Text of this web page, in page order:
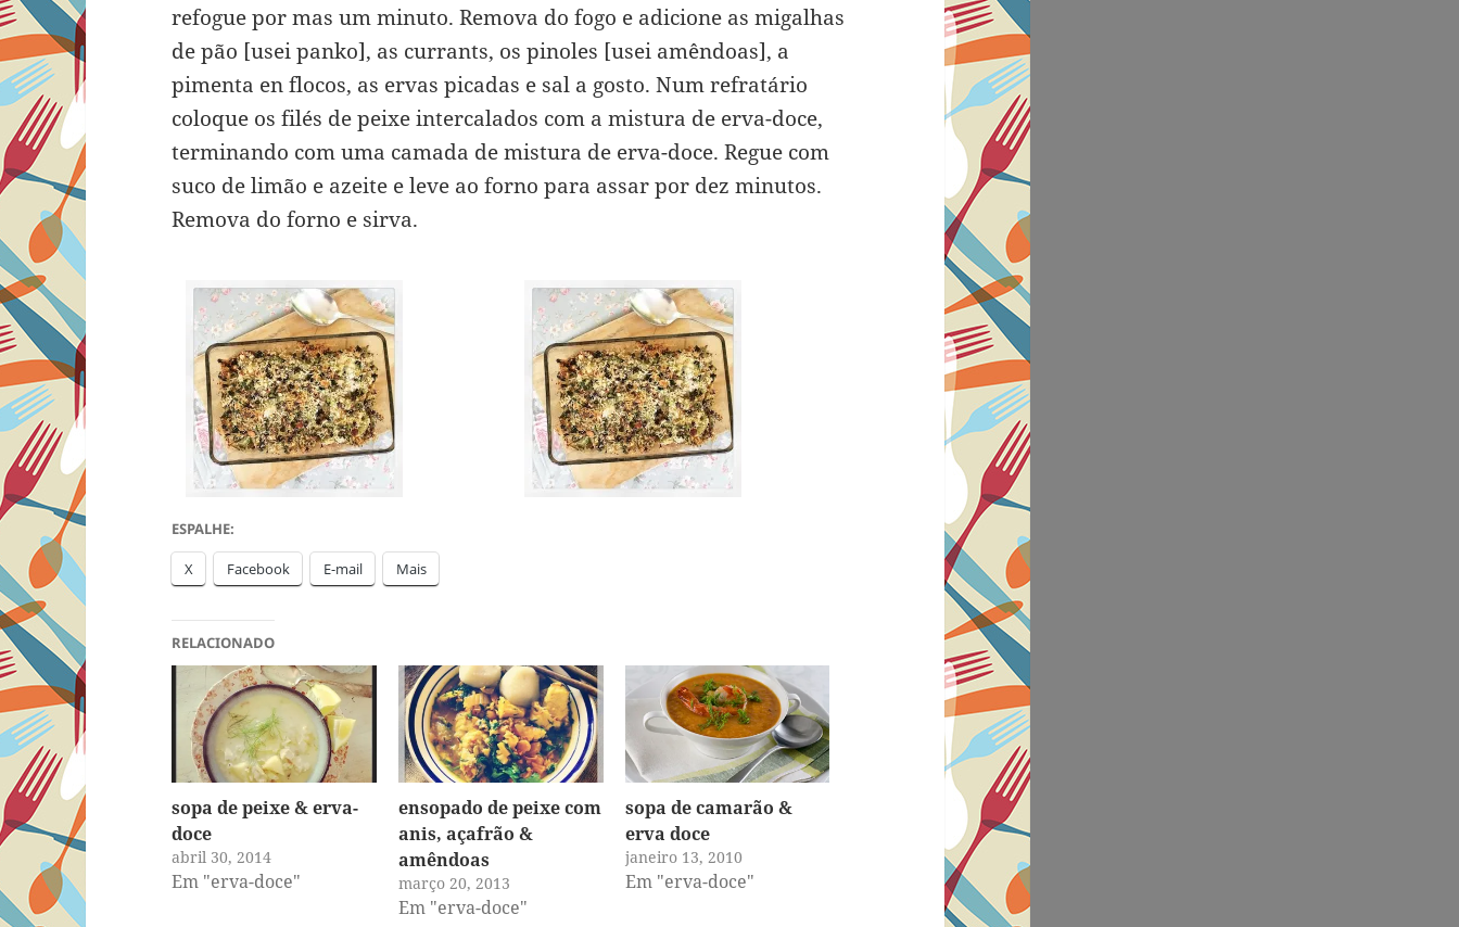
refogue por mas um minuto. Remova do fogo e adicione as migalhas
de pão [usei panko], as currants, os pinoles [usei amêndoas], a
pimenta en flocos, as ervas picadas e sal a gosto. Num refratário
coloque os filés de peixe intercalados com a mistura de erva-doce,
terminando com uma camada de mistura de erva-doce. Regue com
suco de limão e azeite e leve ao forno para assar por dez minutos.
Remova do forno e sirva.
ESPALHE:
X Facebook E-mail Mais
RELACIONADO
sopa de peixe & erva-
doce
abril 30, 2014
Em "erva-doce"
ensopado de peixe com
anis, açafrão &
amêndoas
março 20, 2013
Em "erva-doce"
sopa de camarão &
erva doce
janeiro 13, 2010
Em "erva-doce"